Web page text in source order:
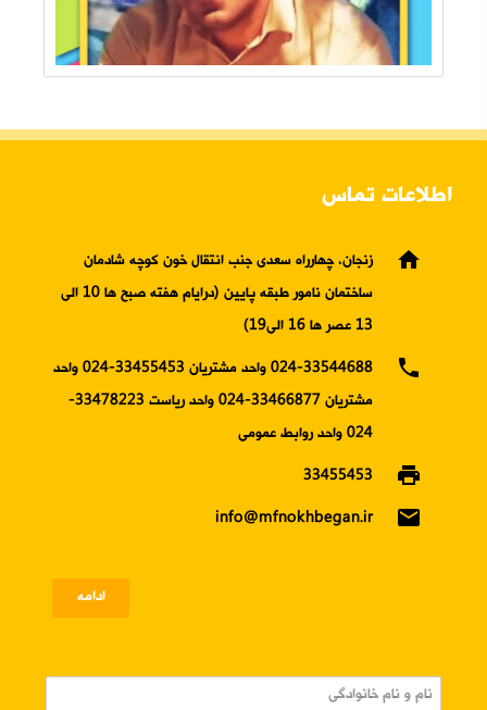
اطلاعات تماس
home
زنجان، چهارراه سعدی جنب انتقال خون کوچه شادمان
ساختمان نامور طبقه پایین (درایام هفته صبح ها 10 الی
13 عصر ها 16 الی19)
phone
024-33544688 واحد مشتریان 33455453-024 واحد
مشتریان 33466877-024 واحد ریاست 33478223-
024 واحد روابط عمومی
print
33455453
email
info@mfnokhbegan.ir
ادامه